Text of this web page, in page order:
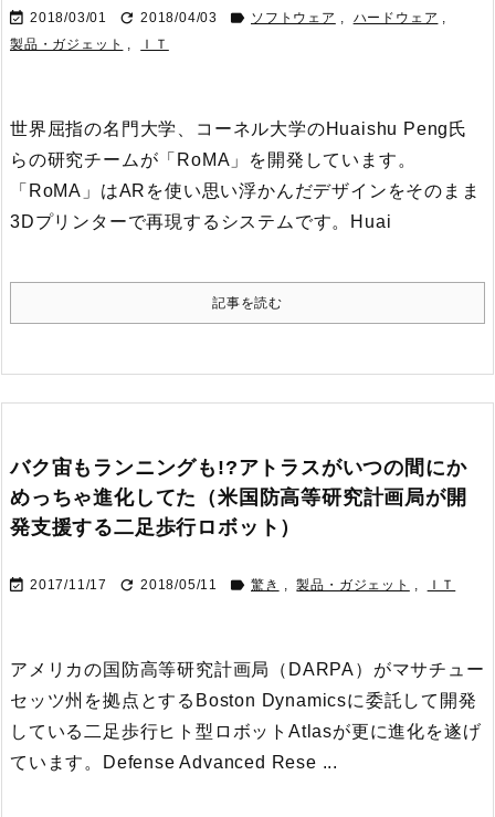
 2018/03/01  2018/04/03  ソフトウェア , ハードウェア ,
製品・ガジェット , ＩＴ
世界屈指の名門大学、コーネル大学のHuaishu Peng氏
らの研究チームが「RoMA」を開発しています。
「RoMA」はARを使い思い浮かんだデザインをそのまま
3Dプリンターで再現するシステムです。
Huai
記事を読む
バク宙もランニングも!?アトラスがいつの間にか
めっちゃ進化してた（米国防高等研究計画局が開
発支援する二足歩行ロボット）
 2017/11/17  2018/05/11  驚き , 製品・ガジェット , ＩＴ
アメリカの国防高等研究計画局（DARPA）がマサチュー
セッツ州を拠点とするBoston Dynamicsに委託して開発
している二足歩行ヒト型ロボットAtlasが更に進化を遂げ
ています。
Defense Advanced Rese ...